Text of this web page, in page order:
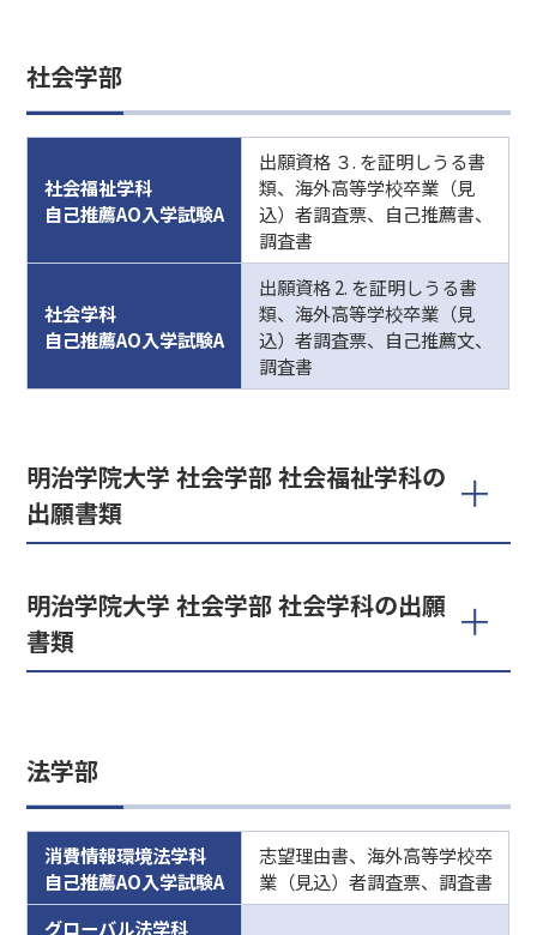
社会学部
社会福祉学科
自己推薦AO入学試験A
出願資格 ３. を証明しうる書
類、海外高等学校卒業（見
込）者調査票、自己推薦書、
調査書
社会学科
自己推薦AO入学試験A
出願資格 2. を証明しうる書
類、海外高等学校卒業（見
込）者調査票、自己推薦文、
調査書
明治学院大学 社会学部 社会福祉学科の
出願書類
明治学院大学 社会学部 社会学科の出願
書類
法学部
消費情報環境法学科
自己推薦AO入学試験A
志望理由書、海外高等学校卒
業（見込）者調査票、調査書
グローバル法学科